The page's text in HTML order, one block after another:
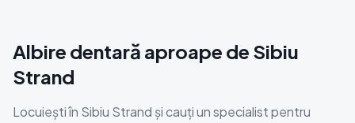
Albire dentară aproape de Sibiu
Strand
Locuiești în Sibiu Strand și cauți un specialist pentru